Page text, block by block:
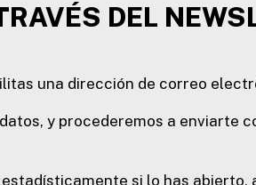
DEL
una dirección de correo
y procederemos a enviarte
si lo has